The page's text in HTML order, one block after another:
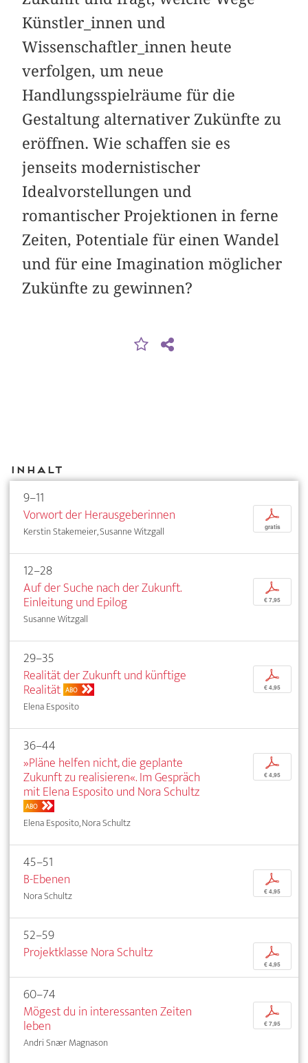
Künstler_innen und
Wissenschaftler_innen heute
verfolgen, um neue
Handlungsspielräume für die
Gestaltung alternativer Zukünfte zu
eröffnen. Wie schaffen sie es
jenseits modernistischer
Idealvorstellungen und
romantischer Projektionen in ferne
Zeiten, Potentiale für einen Wandel
und für eine Imagination möglicher
Zukünfte zu gewinnen?
Inhalt
9–11
Vorwort der Herausgeberinnen
Kerstin Stakemeier, Susanne Witzgall
p
gratis
12–28
Auf der Suche nach der Zukunft.
Einleitung und Epilog
Susanne Witzgall
p
€ 7,95
29–35
Realität der Zukunft und künftige
Realität ABO
Elena Esposito
p
€ 4,95
36–44
»Pläne helfen nicht, die geplante
Zukunft zu realisieren«. Im Gespräch
mit Elena Esposito und Nora Schultz
ABO
Elena Esposito, Nora Schultz
p
€ 4,95
45–51
B-Ebenen
Nora Schultz
p
€ 4,95
52–59
Projektklasse Nora Schultz
p
€ 4,95
60–74
Mögest du in interessanten Zeiten
leben
Andri Snær Magnason
p
€ 7,95